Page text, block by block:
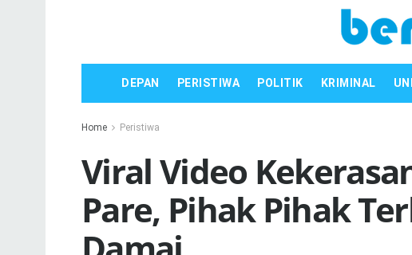
DEPAN PERISTIWA POLITIK KRIMINAL
Home Peristiwa
Viral Video
Pare, Pihak Pihak